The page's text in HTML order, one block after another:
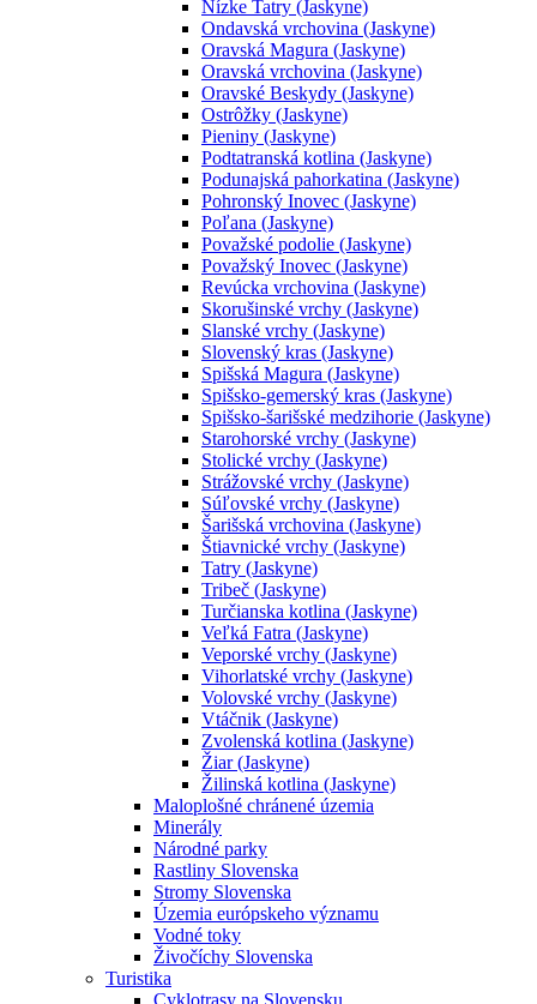
Nízke Tatry (Jaskyne)
Ondavská vrchovina (Jaskyne)
Oravská Magura (Jaskyne)
Oravská vrchovina (Jaskyne)
Oravské Beskydy (Jaskyne)
Ostrôžky (Jaskyne)
Pieniny (Jaskyne)
Podtatranská kotlina (Jaskyne)
Podunajská pahorkatina (Jaskyne)
Pohronský Inovec (Jaskyne)
Poľana (Jaskyne)
Považské podolie (Jaskyne)
Považský Inovec (Jaskyne)
Revúcka vrchovina (Jaskyne)
Skorušinské vrchy (Jaskyne)
Slanské vrchy (Jaskyne)
Slovenský kras (Jaskyne)
Spišská Magura (Jaskyne)
Spišsko-gemerský kras (Jaskyne)
Spišsko-šarišské medzihorie (Jaskyne)
Starohorské vrchy (Jaskyne)
Stolické vrchy (Jaskyne)
Strážovské vrchy (Jaskyne)
Súľovské vrchy (Jaskyne)
Šarišská vrchovina (Jaskyne)
Štiavnické vrchy (Jaskyne)
Tatry (Jaskyne)
Tribeč (Jaskyne)
Turčianska kotlina (Jaskyne)
Veľká Fatra (Jaskyne)
Veporské vrchy (Jaskyne)
Vihorlatské vrchy (Jaskyne)
Volovské vrchy (Jaskyne)
Vtáčnik (Jaskyne)
Zvolenská kotlina (Jaskyne)
Žiar (Jaskyne)
Žilinská kotlina (Jaskyne)
Maloplošné chránené územia
Minerály
Národné parky
Rastliny Slovenska
Stromy Slovenska
Územia európskeho významu
Vodné toky
Živočíchy Slovenska
Turistika
Cyklotrasy na Slovensku